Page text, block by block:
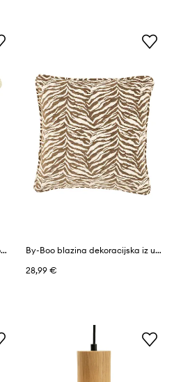
By-Boo blazina dekoracijska bombažna 45 x 45 cm
By-Boo blazina dekoracijska iz umetne mase 45 x 45 x 10 cm
28,99 €